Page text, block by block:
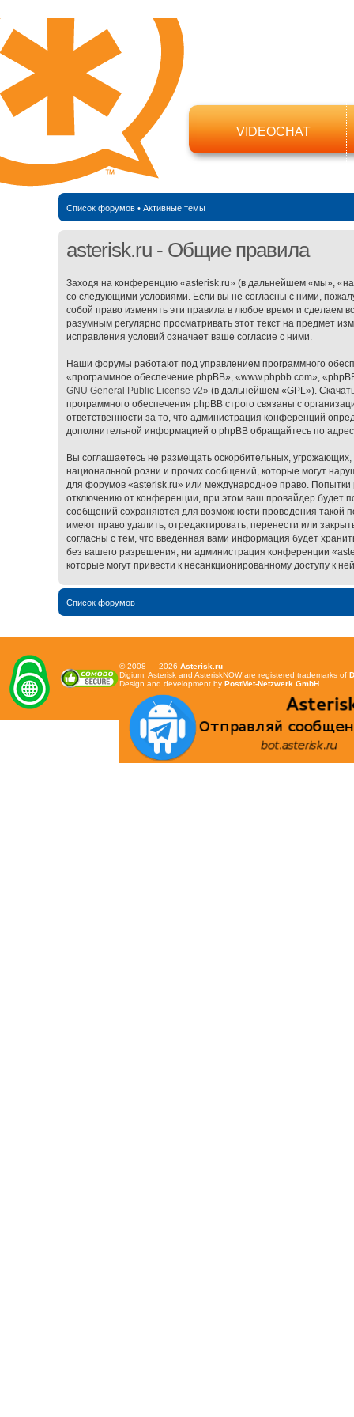
VIDEOCHAT
Список форумов• Активные темы
asterisk.ru - Общие правила
Заходя на конференцию «asterisk.ru» (в дальнейшем «мы»,
со следующими условиями. Если вы не согласны с ними,
собой право изменять эти правила в любое время и сделаем
разумным регулярно просматривать этот текст на предмет
исправления условий означает ваше согласие с ними.
Наши форумы работают под управлением программного
«программное обеспечение phpBB», «www.phpbb.com»,
GNU General Public License v2» (в дальнейшем «GPL»).
программного обеспечения phpBB строго связаны с
ответственности за то, что администрация конференций
дополнительной информацией о phpBB обращайтесь по
Вы соглашаетесь не размещать оскорбительных,
национальной розни и прочих сообщений, которые могут
для форумов «asterisk.ru» или международное право.
отключению от конференции, при этом ваш провайдер будет
сообщений сохраняются для возможности проведения такой
имеют право удалить, отредактировать, перенести или
согласны с тем, что введённая вами информация будет
без вашего разрешения, ни администрация конференции
которые могут привести к несанкционированному доступу к
Список форумов
© 2008 — 2026 Asterisk.ru
Digium, Asterisk and AsteriskNOW are registered trademarks of
Design and development by PostMet-Netzwerk GmbH